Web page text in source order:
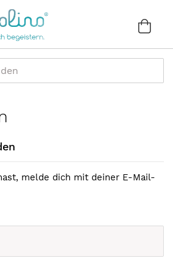
melde dich mit deiner E-Mail-